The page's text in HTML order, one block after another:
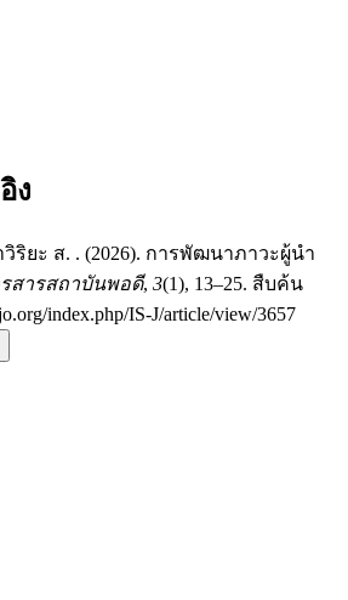
ง
ริยะ ส. . (2026). การพัฒนาภาวะผู้นำ
รสารสถาบันพอดี, 3(1), 13–25. สืบค้น
index.php/IS-J/article/view/3657